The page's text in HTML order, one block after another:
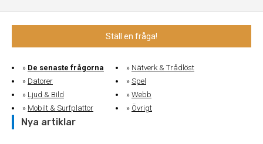
Ställ en fråga!
De senaste frågorna
Datorer
Ljud & Bild
Mobilt & Surfplattor
Nätverk & Trådlöst
Spel
Webb
Övrigt
Nya artiklar